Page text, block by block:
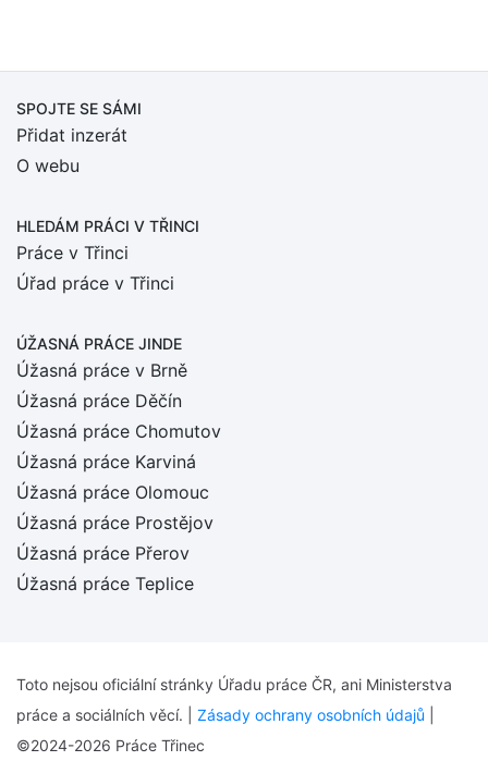
SPOJTE SE SÁMI
Přidat inzerát
O webu
HLEDÁM PRÁCI V TŘINCI
Práce v Třinci
Úřad práce v Třinci
ÚŽASNÁ PRÁCE JINDE
Úžasná práce v Brně
Úžasná práce Děčín
Úžasná práce Chomutov
Úžasná práce Karviná
Úžasná práce Olomouc
Úžasná práce Prostějov
Úžasná práce Přerov
Úžasná práce Teplice
Toto nejsou oficiální stránky Úřadu práce ČR, ani Ministerstva
práce a sociálních věcí. | Zásady ochrany osobních údajů
©2024-2026 Práce Třinec